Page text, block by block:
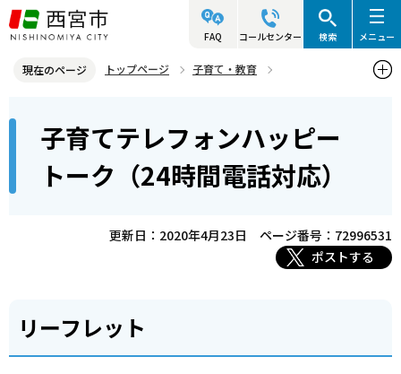
こ
の
ジ
頭
FAQ コールセンター 検索 メニュー
現在のページ トップページ
子育て・教育
子育てテレフォンハッピートーク（24時間電話対応）
子育てテレフォンハッピー
トーク（24時間電話対応）
更新日：2020年4月23日
ページ番号：72996531
ポストする
リーフレット